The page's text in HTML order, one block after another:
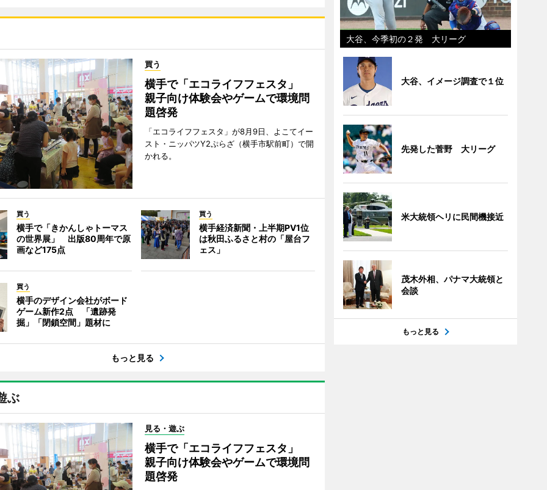
買う
横手で「エコライフフェスタ」
親子向け体験会やゲームで環境問
題啓発
「エコライフフェスタ」が8月9日、よこてイー
スト・ニッパツY2ぷらざ（横手市駅前町）で開
かれる。
買う
横手で「きかんしゃトーマス
の世界展」 出版80周年で原
画など175点
買う
横手経済新聞・上半期PV1位
は秋田ふるさと村の「屋台フ
ェス」
買う
横手のデザイン会社がボード
ゲーム新作2点 「遺跡発
掘」「閉鎖空間」題材に
もっと見る
ぶ
見る・遊ぶ
横手で「エコライフフェスタ」
親子向け体験会やゲームで環境問
題啓発
大谷、今季初の２発 大リーグ
大谷、イメージ調査で１位
先発した菅野 大リーグ
米大統領ヘリに民間機接近
茂木外相、パナマ大統領と
会談
もっと見る